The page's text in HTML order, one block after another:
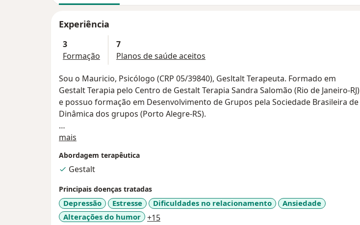
Experiência
3
Formação
7
Planos de saúde aceitos
Sou o Mauricio, Psicólogo (CRP 05/39840), Gesltalt Terapeuta. Formado em
Gestalt Terapia pelo Centro de Gestalt Terapia Sandra Salomão (Rio de Janeiro-RJ)
e possuo formação em Desenvolvimento de Grupos pela Sociedade Brasileira de
Dinâmica dos grupos (Porto Alegre-RS).
Atendo em Botafogo e também realizo atendimentos online.
Considero-me um terapeuta criativo, compreensivo, paciente, acolhedor e com
olhar atento. Tenho o meu autodesenvolvimento como principal ferramenta para
uma atuação ética e comprometida.
Utilizo da Gestalt Terapia como linha de psicoterapia para embasar meu trabalho
clínico, muito voltado para trabalhar as relações interpessoais daqueles que
mais
Abordagem terapêutica
Gestalt
Principais doenças tratadas
Depressão Estresse Dificuldades no relacionamento
Ansiedade
Alterações do humor
+15a11y_sr_more_diseases